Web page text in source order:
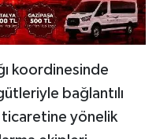
koordinesinde
bağlantılı
yönelik